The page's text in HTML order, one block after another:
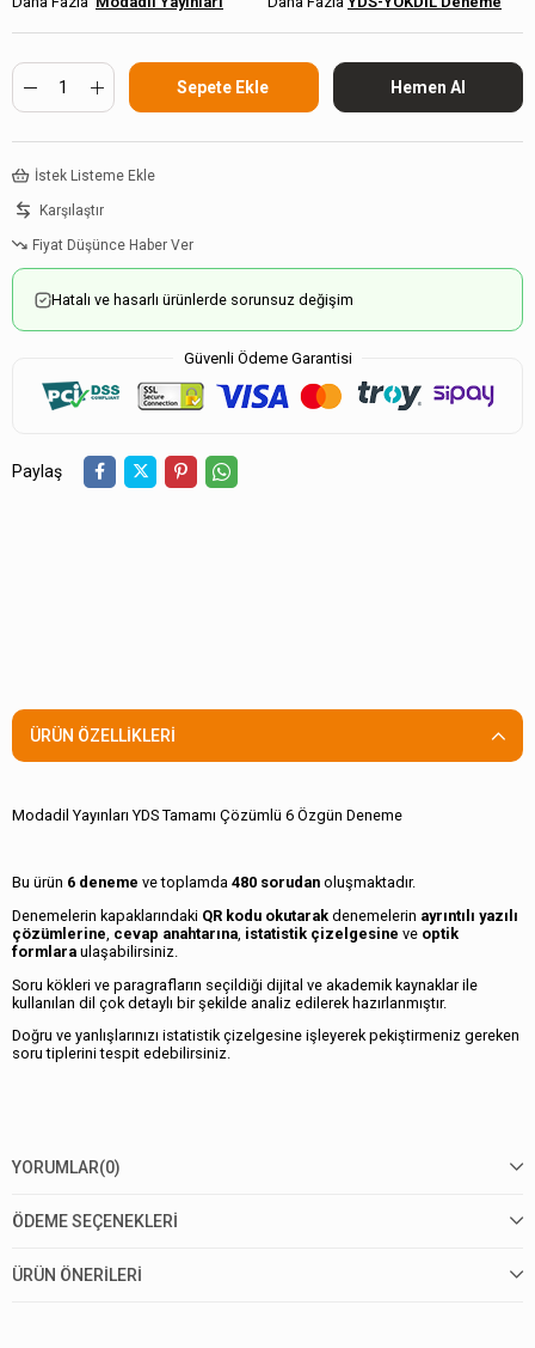
İstek Listeme Ekle
Karşılaştır
Fiyat Düşünce Haber Ver
Hatalı ve hasarlı ürünlerde sorunsuz değişim
Güvenli Ödeme Garantisi
Paylaş
ÜRÜN ÖZELLIKLERI
Modadil Yayınları YDS Tamamı Çözümlü 6 Özgün Deneme
Bu ürün 6 deneme ve toplamda 480 sorudan oluşmaktadır.
Denemelerin kapaklarındaki QR kodu okutarak denemelerin ayrıntılı yazılı
çözümlerine cevap anahtarına istatistik çizelgesine ve optik
formlara ulaşabilirsiniz.
Soru kökleri ve paragrafların seçildiği dijital ve akademik kaynaklar ile
kullanılan dil çok detaylı bir şekilde analiz edilerek hazırlanmıştır.
Doğru ve yanlışlarınızı istatistik çizelgesine işleyerek pekiştirmeniz gereken
soru tiplerini tespit edebilirsiniz.
YORUMLAR(0)
ÖDEME SEÇENEKLERI
ÜRÜN ÖNERILERI